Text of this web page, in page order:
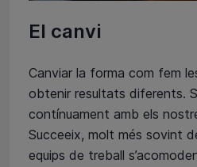
El canvi
Canviar la forma com fem
obtenir resultats diferents.
contínuament amb els
Succeeix, molt més sovint
equips de treball